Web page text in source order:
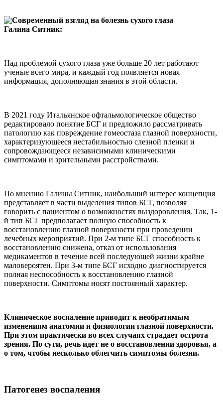
Галина Ситник:
Над проблемой сухого глаза уже больше 20 лет работают
ученые всего мира, и каждый год появляется новая
информация, дополняющая знания в этой области.
В 2021 году Итальянское офтальмологическое общество
редактировало понятие БСГ и предложило рассматривать
патологию как повреждение гомеостаза глазной поверхности,
характеризующееся нестабильностью слезной пленки и
сопровождающееся независимыми клиническими
симптомами и зрительными расстройствами.
По мнению Галины Ситник, наибольший интерес концепция
представляет в части выделения типов БСГ, позволяя
говорить с пациентом о возможностях выздоровления. Так, 1-
й тип БСГ предполагает полную способность к
восстановлению глазной поверхности при проведении
лечебных мероприятий. При 2-м типе БСГ способность к
восстановлению снижена, отказ от использования
медикаментов в течение всей последующей жизни крайне
маловероятен. При 3-м типе БСГ исходно диагностируется
полная неспособность к восстановлению глазной
поверхности. Симптомы носят постоянный характер.
Клиническое воспаление приводит к необратимым
изменениям анатомии и физиологии глазной поверхности.
При этом практически во всех случаях страдает острота
зрения. По сути, речь идет не о восстановлении здоровья, а
о том, чтобы несколько облегчить симптомы болезни.
Патогенез воспаления